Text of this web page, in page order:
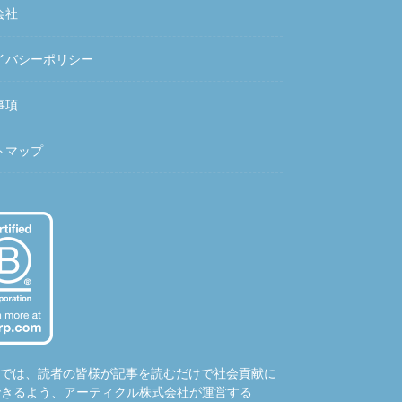
社
バシーポリシー
項
マップ
は、読者の皆様が記事を読むだけで社会貢献に
るよう、アーティクル株式会社が運営する